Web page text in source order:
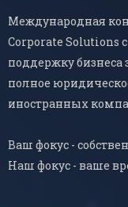
Международная
Corporate Solutions
поддержку
полное
иностранных
Ваш фокус -
Наш фокус - ваше